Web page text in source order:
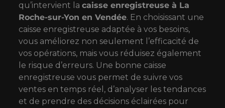
qu’intervient lacaisse enregistreuse à La
Roche-sur-Yon en Vendée. En choisissant une
caisse enregistreuse adaptée à vos besoins,
vous améliorez non seulement l’efficacité de
vos opérations, mais vous réduisez également
le risque d’erreurs. Une bonne caisse
enregistreuse vous permet de suivre vos
ventes en temps réel, d’analyser les tendances
et de prendre des décisions éclairées pour